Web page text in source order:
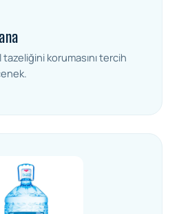
korumasını tercih